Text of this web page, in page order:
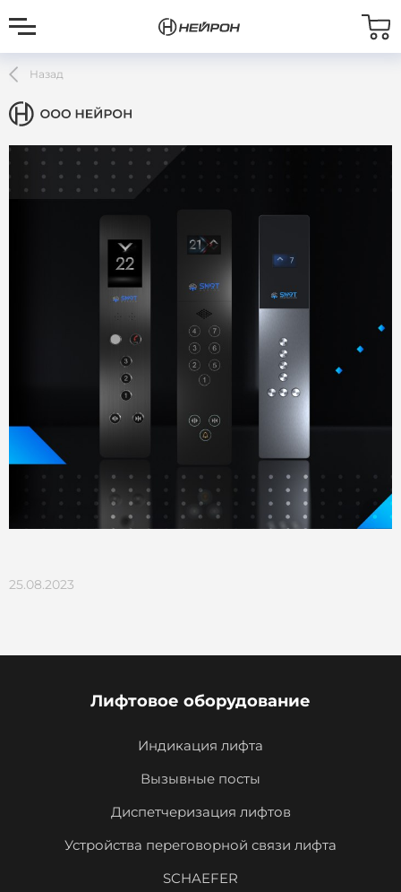
Назад
25.08.2023
Лифтовое оборудование
Индикация лифта
Вызывные посты
Диспетчеризация лифтов
Устройства переговорной связи лифта
SCHAEFER